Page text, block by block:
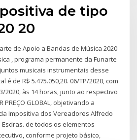
de tipo
20
de Apoio a Bandas de Música 2020
, programa permanente da Funarte
musicais instrumentais desse
é de R$ 5.475.050,20. 06/TP/2020, com
2020, às 14 horas, junto ao respectivo
PREÇO GLOBAL, objetivando a
Impositiva dos Vereadores Alfredo
de todos os elementos
conforme projeto básico,